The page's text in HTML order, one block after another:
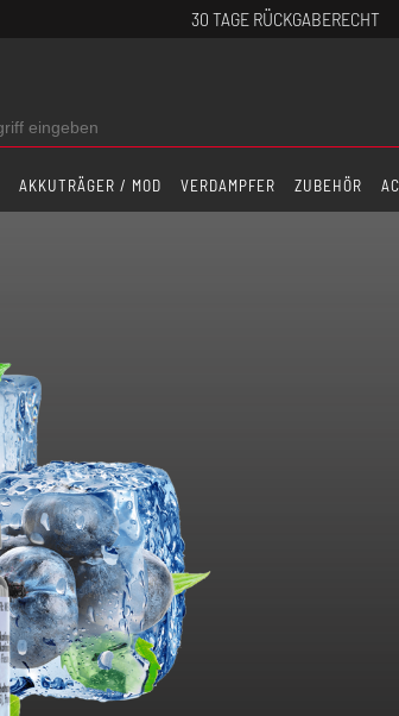
30 TAGE RÜCKGABERECHT
AKKUTRÄGER / MOD VERDAMPFER ZUBEHÖR